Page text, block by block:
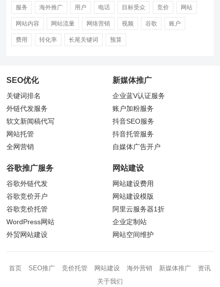
服务 海外推广 用户 电话 目标受众 竞价 网站
网站内容 网站流量 网络营销 视频 谷歌 账户
费用 转化率 长尾关键词 预算
SEO优化
关键词排名
外链代发服务
软文新闻稿代写
网站托管
全网营销
新媒体推广
企业蓝V认证服务
账户加粉服务
抖音SEO服务
抖音托管服务
自媒体广告开户
谷歌推广服务
谷歌外链代发
谷歌竞价开户
谷歌竞价托管
WordPress网站
外贸网站建设
网站建设
网站建设费用
网站建设模版
阿里云服务器1折
企业定制站
网站空间维护
首页 SEO推广 竞价托管 网站建设 海外营销 新媒体推广
资讯
关于我们